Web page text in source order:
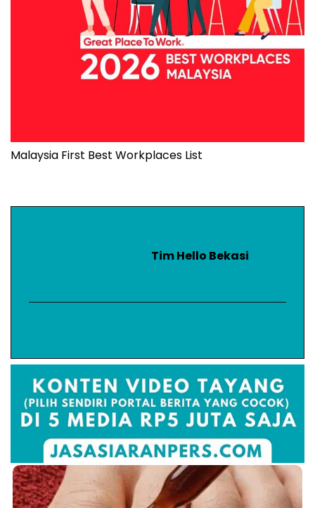
Malaysia First Best Workplaces List
Tim Hello Bekasi